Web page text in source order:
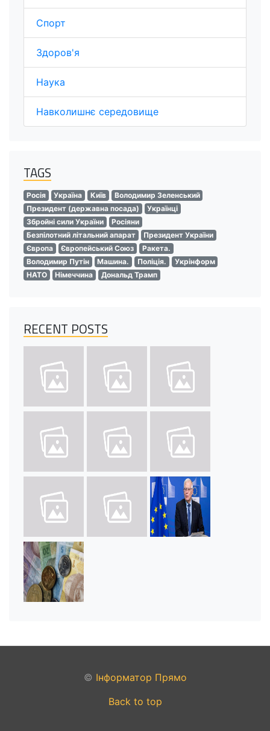
Спорт
Здоров'я
Наука
Навколишнє середовище
TAGS
Росія Україна Київ
Володимир Зеленський
Президент (державна посада)
Українці
Збройні сили України
Росіяни
Безпілотний літальний апарат
Президент України
Європа
Європейський Союз
Ракета.
Володимир Путін
Машина. Поліція.
Укрінформ
НАТО
Німеччина Дональд Трамп
RECENT POSTS
© Інформатор Прямо
Back to top